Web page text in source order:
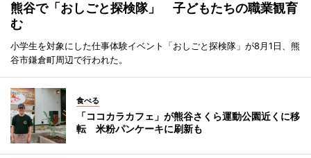
熊谷で「おしごと探検隊」 子どもたちの職業観育
む
小学生を対象にした仕事体験イベント「おしごと探検隊」が8月1日、熊
谷市鎌倉町周辺で行われた。
食べる
「ココカラカフェ」が熊谷さくら運動公園近くに移
転 米粉パンケーキに刷新も